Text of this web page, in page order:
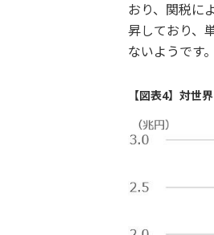
おり、関税に
昇しており、
ないようです。
【図表4】対世